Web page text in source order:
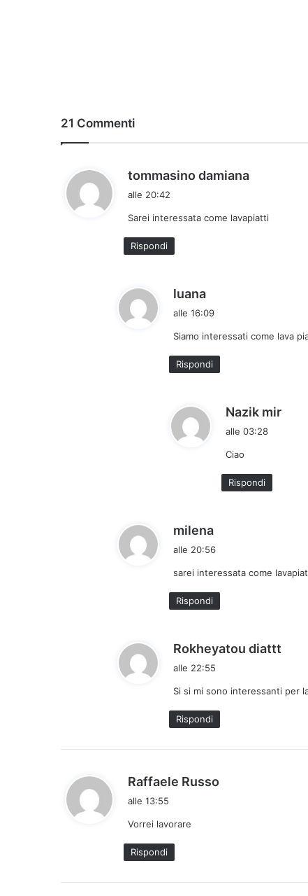
21 Commenti
tommasino damiana
e
alle 20:42
Sarei interessata come lavapiatti
Rispondi
luana
e
t
t
alle 16:09
Siamo interessati come lava
Rispondi
Nazik mir
alle 03:28
Ciao
Rispondi
milena
e
t
t
alle 20:56
sarei interessata come
Rispondi
Rokheyatou diattt
e
alle 22:55
Si si mi sono interessanti per
Rispondi
Raffaele Russo
alle 13:55
Vorrei lavorare
Rispondi